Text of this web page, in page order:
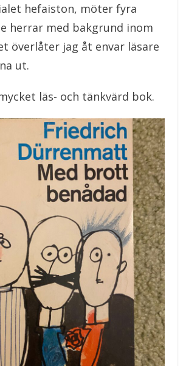
hefaiston, möter fyra
herrar med bakgrund inom
överlåter jag åt envar läsare
ut.
läs- och tänkvärd bok.